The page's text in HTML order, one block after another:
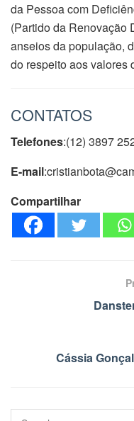
da Pessoa com
(Partido da Renovação
anseios da população,
do respeito aos valores
CONTATOS
Telefones:(12) 3897
E-mail
Compartilhar
Cássia